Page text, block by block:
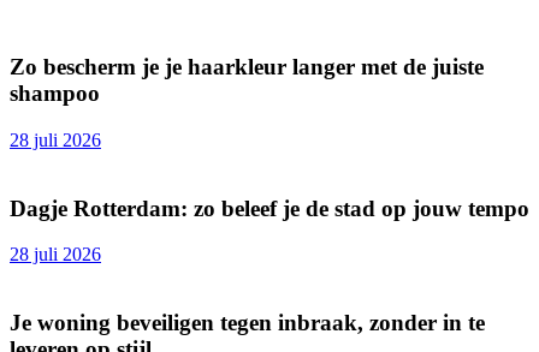
Zo bescherm je je haarkleur langer met de juiste
shampoo
28 juli 2026
Dagje Rotterdam: zo beleef je de stad op jouw tempo
28 juli 2026
Je woning beveiligen tegen inbraak, zonder in te